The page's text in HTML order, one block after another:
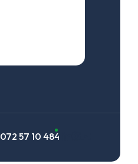
072 57 10 484
Ga